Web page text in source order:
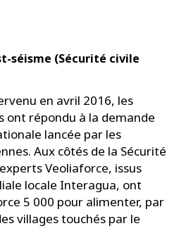
séisme (Sécurité civile
en avril 2016, les
ont répondu à la demande
lancée par les
Aux côtés de la Sécurité
Veoliaforce, issus
locale Interagua, ont
5 000 pour alimenter, par
villages touchés par le